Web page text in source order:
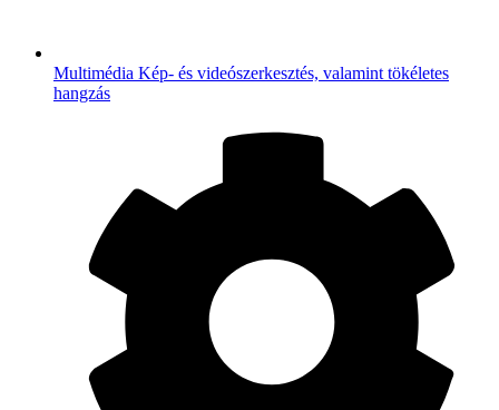
Multimédia Kép- és videószerkesztés, valamint tökéletes
hangzás